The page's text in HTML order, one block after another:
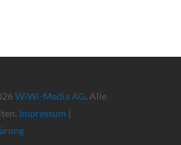
WiWi-Media AG. Alle
Impressum |